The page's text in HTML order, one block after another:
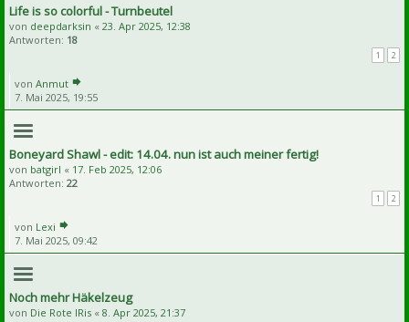
Life is so colorful - Turnbeutel
von deepdarksin « 23. Apr 2025, 12:38
Antworten: 18
1 2
von Anmut
7. Mai 2025, 19:55
Boneyard Shawl - edit: 14.04. nun ist auch meiner fertig!
von batgirl « 17. Feb 2025, 12:06
Antworten: 22
1 2
von Lexi
7. Mai 2025, 09:42
Noch mehr Häkelzeug
von Die Rote IRis « 8. Apr 2025, 21:37